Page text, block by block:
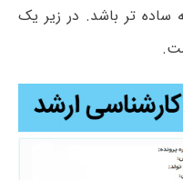
تر باشد. در زیر یک